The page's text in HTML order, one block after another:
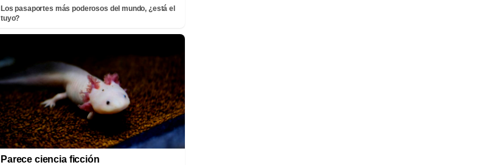
Los pasaportes más poderosos del mundo, ¿está el
tuyo?
Parece ciencia ficción